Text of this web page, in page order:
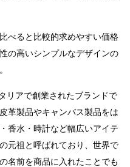
べると比較的求めやすい価格
の高いシンプルなデザインの
リアで創業されたブランドで
革製品やキャンバス製品をは
香水・時計など幅広いアイテ
元祖と呼ばれており、世界で
名前を商品に入れたことでも